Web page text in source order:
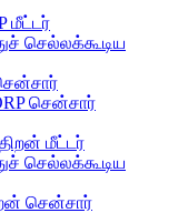
மீட்டர்
செல்லக்கூடிய
சென்சார்
மீட்டர்
செல்லக்கூடிய
சென்சார்